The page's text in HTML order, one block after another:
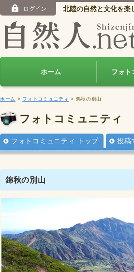
ログイン 北陸の自然と文化を楽
ホーム フォト
ホーム > フォトコミュニティ > 錦秋の別山
フォトコミュニティ
フォトコミュニティ トップ 投稿
錦秋の別山